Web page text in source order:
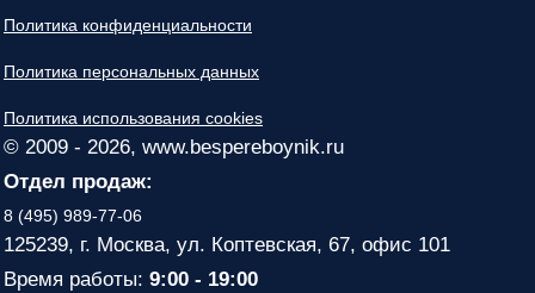
Политика конфиденциальности
Политика персональных данных
Политика использования cookies
© 2009 - 2026, www.bespereboynik.ru
Отдел продаж:
8 (495) 989-77-06
125239, г. Москва, ул. Коптевская, 67, офис 101
Время работы: 9:00 - 19:00